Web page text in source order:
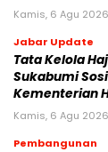
Kamis, 6 Agu 2026
Jabar Update
Tata Kelola
Sukabumi
Kementerian
Kamis, 6 Agu 2026
Pembangunan